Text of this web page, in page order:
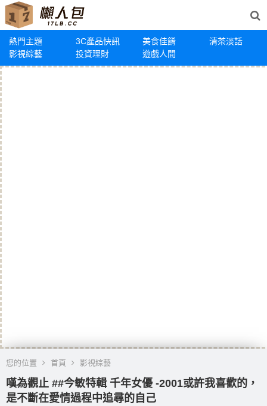
熱門主題 3C產品快訊 美食佳餚
清茶淡話
影視綜藝
投資理財 遊戲人間
您的位置 首頁 影視綜藝
嘆為觀止 ##今敏特輯 千年女優 -2001或許我喜歡的，
是不斷在愛情過程中追尋的自己